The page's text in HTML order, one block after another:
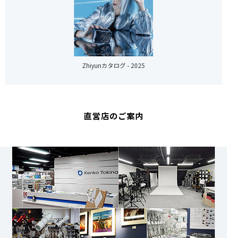
Zhiyunカタログ - 2025
直営店のご案内